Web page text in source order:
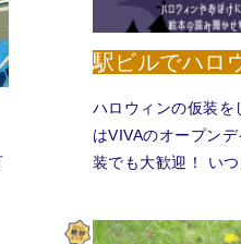
駅ビルでハロ
ハロウィンの仮装を
はVIVAのオープン
装でも大歓迎！ い